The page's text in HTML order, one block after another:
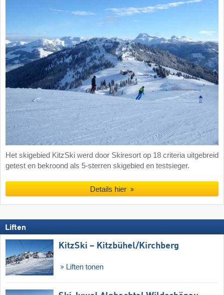
Het skigebied KitzSki werd door Skiresort op 18 criteria uitgebreid
getest en bekroond als 5-sterren skigebied en testsieger.
Details hier
Liften
KitzSki – Kitzbühel/​Kirchberg
Liften tonen